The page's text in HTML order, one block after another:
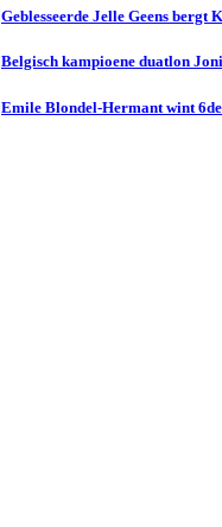
Geblesseerde Jelle Geens
Belgisch kampioene duatlon
Emile Blondel-Hermant wint